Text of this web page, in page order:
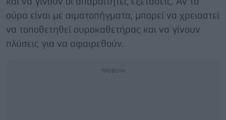
ούρα είναι με αιματοπήγματα, μπορεί να χρειαστεί
να τοποθετηθεί ουροκαθετήρας και να γίνουν
πλύσεις για να αφαιρεθούν.